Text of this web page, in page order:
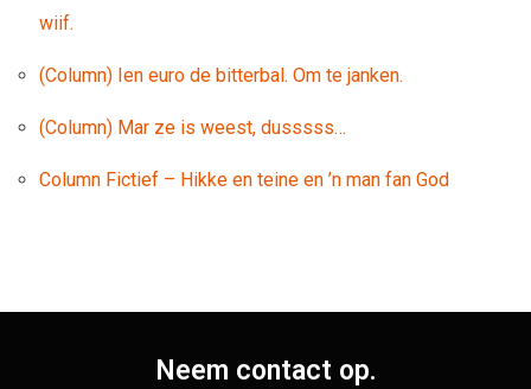
wiif.
(Column) Ien euro de bitterbal. Om te janken.
(Column) Mar ze is weest, dusssss…
Column Fictief – Hikke en teine en ’n man fan God
Neem contact op.